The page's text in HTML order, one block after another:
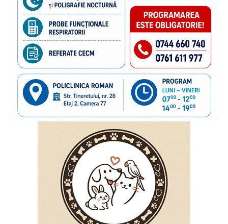
“Poliția de Frontieră Română este alături de Organizația
Salvați Copiii în acest demers de informare și prevenire,
deoarece știm că, dincolo de frontiere, există și povești de
familie care au nevoie de sprijin. În anii de colaborare am
susținut împreună transmiterea unor mesaje importante
către părinții care pleacă la muncă în străinătate,
încurajându-i să păstreze o legătură permanentă cu copiii
rămași acasă și să acorde atenție nevoilor lor emoționale.
Vom continua acest parteneriat, convinși că informarea și
cooperarea dintre instituții și organizațiile cu experiență
pot contribui la protejarea interesului superior al copilului
și la sprijinirea familiilor aflate în această situație”
inspectorul general al Poliției de Frontieră
Române, chestor principal de poliție Cornel Laurian